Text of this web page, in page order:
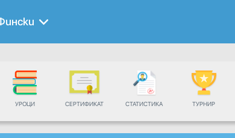
УРОЦИ СЕРТИФИКАТ СТАТИСТИКА ТУРНИР